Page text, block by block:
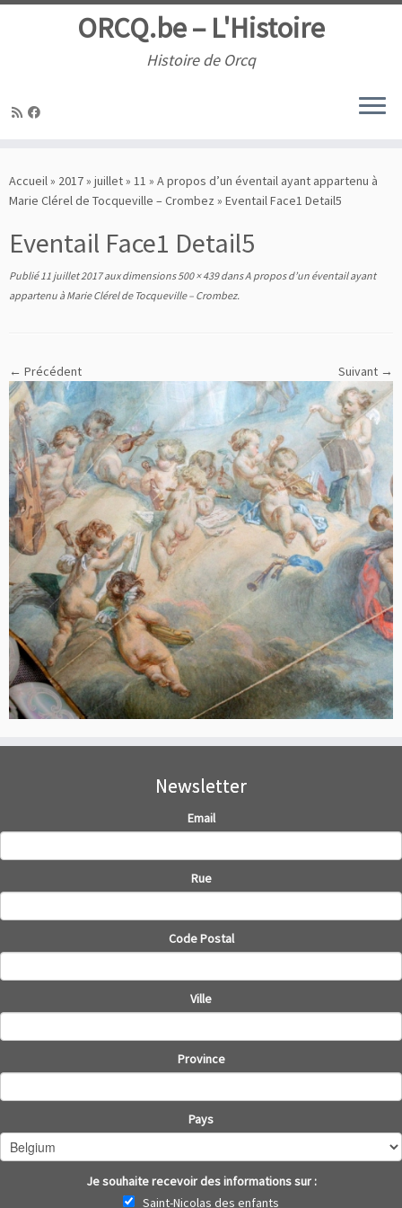
au
contenu
ORCQ.be – L'Histoire
Histoire de Orcq
Accueil» 2017» juillet» 11 » A propos d’un éventail ayant appartenu à
Marie Clérel de Tocqueville – Crombez » Eventail Face1 Detail5
Eventail Face1 Detail5
Publié 11 juillet 2017aux dimensions500 × 439dansA propos d’un éventail ayant
appartenu à Marie Clérel de Tocqueville – Crombez.
← Précédent Suivant →
Newsletter
Email
Rue
Code Postal
Ville
Province
Pays
Je souhaite recevoir des informations sur :
Saint-Nicolas des enfants